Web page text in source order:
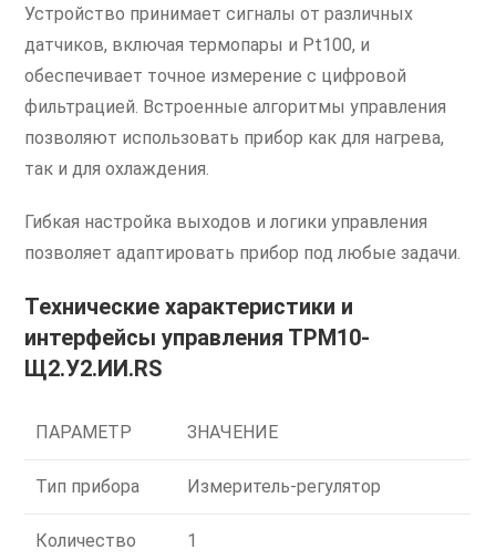
Устройство принимает сигналы от различных
датчиков, включая термопары и Pt100, и
обеспечивает точное измерение с цифровой
фильтрацией. Встроенные алгоритмы управления
позволяют использовать прибор как для нагрева,
так и для охлаждения.
Гибкая настройка выходов и логики управления
позволяет адаптировать прибор под любые задачи.
Технические характеристики и
интерфейсы управления ТРМ10-
Щ2.У2.ИИ.RS
ПАРАМЕТР ЗНАЧЕНИЕ
Тип прибора Измеритель-регулятор
Количество
1